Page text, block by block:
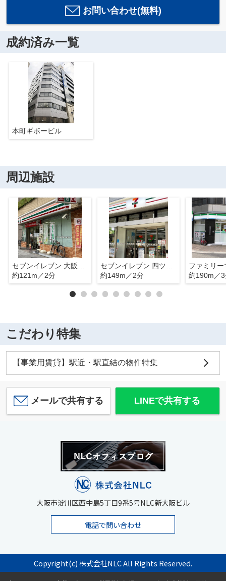
お問い合わせ(無料)
成約済み一覧
本町ギボービル
周辺施設
セブンイレブン 大阪阿波座1丁目店
約121m／2分
セブンイレブン 四ツ橋立売堀店
約149m／2分
約190m／
こだわり特集
【事業用賃貸】駅近・駅直結の物件特集
メールで共有する LINEで共有する
大阪市淀川区西中島5丁目9番5号NLC新大阪ビル
電話で問い合わせ
Copyright(c) 株式会社NLC All Rights Reserved.